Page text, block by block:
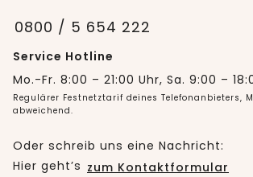
0800 / 5 654 222
Service Hotline
Mo.-Fr. 8:00 – 21:00 Uhr, Sa. 9:00 –
Regulärer Festnetztarif deines Telefonanbieters,
abweichend.
Oder schreib uns eine Nachricht:
Hier geht’s zum Kontaktformular